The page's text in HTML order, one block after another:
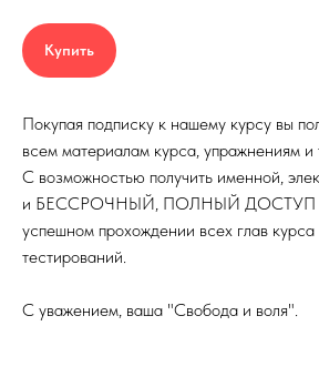
Купить
Покупая подписку к нашему курсу вы
всем материалам курса, упражнениям и
С возможностью получить именной,
и БЕССРОЧНЫЙ, ПОЛНЫЙ ДОСТУП
успешном прохождении всех глав курса
тестирований.
С уважением, ваша "Свобода и воля".